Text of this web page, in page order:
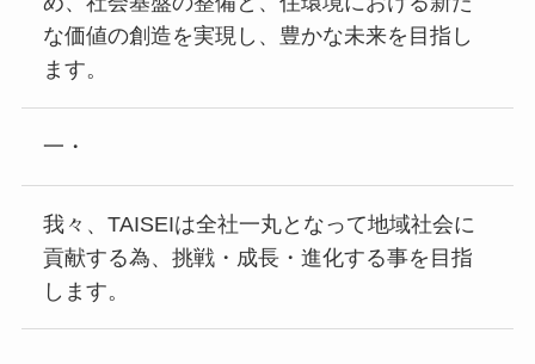
な価値の創造を実現し、豊かな未来を目指し
ます。
一・
我々、TAISEIは全社一丸となって地域社会に
貢献する為、挑戦・成長・進化する事を目指
します。